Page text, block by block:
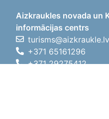
Aizkraukles novada un
informācijas centrs
turisms@aizkraukle.lv
+371 65161296
+371 29275412